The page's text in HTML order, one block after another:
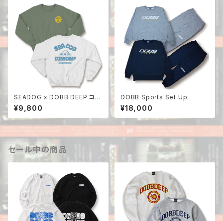
SEADOG x DOBB DEEP コラ
ボスウェット
¥9,800
DOBB Sports Set Up
¥18,000
セール中の商品